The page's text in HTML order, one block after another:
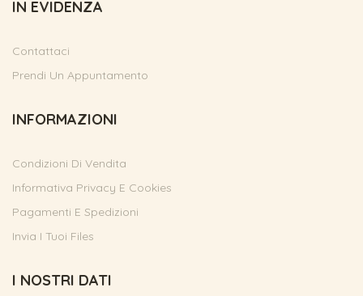
IN EVIDENZA
Contattaci
Prendi Un Appuntamento
INFORMAZIONI
Condizioni Di Vendita
Informativa Privacy E Cookies
Pagamenti E Spedizioni
Invia I Tuoi Files
I NOSTRI DATI